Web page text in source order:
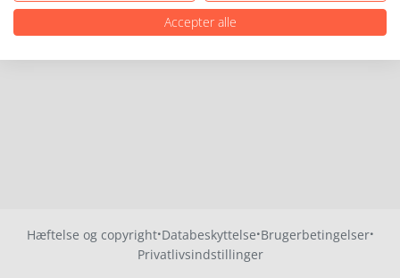
Hæftelse og copyright·Databeskyttelse·Brugerbetingelser·
Privatlivsindstillinger
Accepter alle